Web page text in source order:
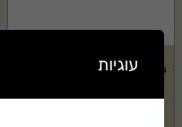
טוף אוברסייז שחור בשק 1.5 קוב
עוגיות